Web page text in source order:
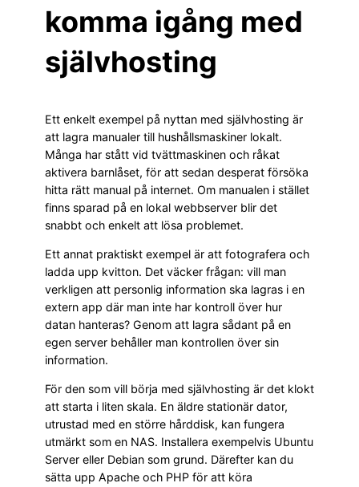
komma igång med
självhosting
Ett enkelt exempel på nyttan med självhosting är
att lagra manualer till hushållsmaskiner lokalt.
Många har stått vid tvättmaskinen och råkat
aktivera barnlåset, för att sedan desperat försöka
hitta rätt manual på internet. Om manualen i stället
finns sparad på en lokal webbserver blir det
snabbt och enkelt att lösa problemet.
Ett annat praktiskt exempel är att fotografera och
ladda upp kvitton. Det väcker frågan: vill man
verkligen att personlig information ska lagras i en
extern app där man inte har kontroll över hur
datan hanteras? Genom att lagra sådant på en
egen server behåller man kontrollen över sin
information.
För den som vill börja med självhosting är det klokt
att starta i liten skala. En äldre stationär dator,
utrustad med en större hårddisk, kan fungera
utmärkt som en NAS. Installera exempelvis Ubuntu
Server eller Debian som grund. Därefter kan du
sätta upp Apache och PHP för att köra